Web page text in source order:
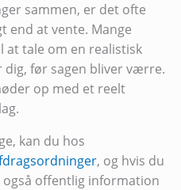
sammen, er det ofte
end at vente. Mange
at tale om en realistisk
dig, før sagen bliver værre.
op med et reelt
kan du hos
, og hvis du
offentlig information